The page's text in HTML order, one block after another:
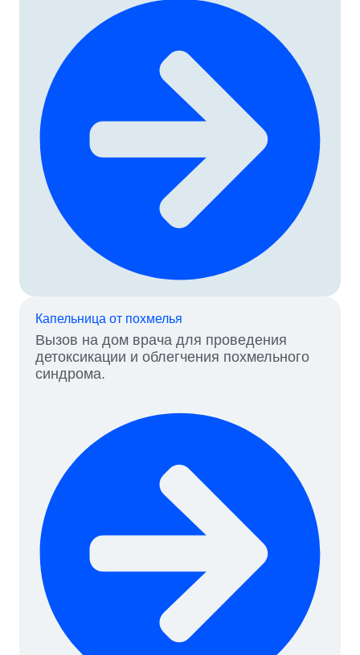
Капельница от похмелья
Вызов на дом врача для проведения
детоксикации и облегчения похмельного
синдрома.